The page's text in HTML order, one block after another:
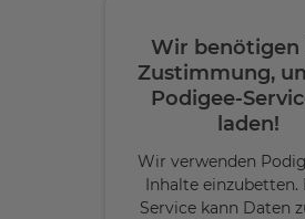
Wir benötigen
Zustimmung,
Podigee-
laden!
Wir verwenden
Inhalte einzubetten.
Service kann Daten